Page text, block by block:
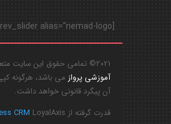
[rev_slider alias="nemad-logo"]
2021© تمامی حقوق این سایت متعلق به
آموزشی پرواز می باشد، هرگونه
آن پیگرد قانونی خواهد داشت.
قدرت گرفته از
CRM LoyalAxis